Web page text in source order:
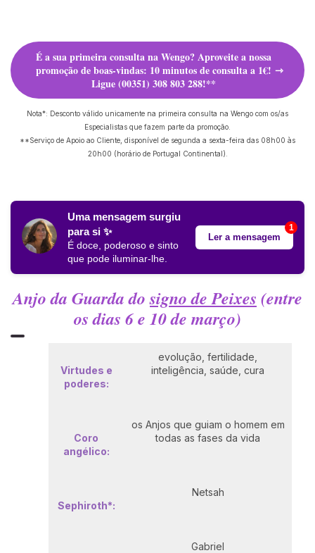
É a sua primeira consulta na Wengo? Aproveite a nossa
promoção de boas-vindas: 10 minutos de consulta a 1€!
Ligue (00351) 308 803 288!**
Nota*: Desconto válido unicamente na primeira consulta na Wengo com os/as
Especialistas que fazem parte da promoção.
**Serviço de Apoio ao Cliente, disponível de segunda a sexta-feira das 08h00 às
20h00 (horário de Portugal Continental).
Uma mensagem surgiu
para si ✨
É doce, poderoso e sinto
que pode iluminar-lhe
Ler a mensagem
1
Anjo da Guarda dosigno de Peixes (entre
os dias 6 e 10 de março)
Virtudes e
poderes:
evolução, fertilidade,
inteligência, saúde, cura
Coro
angélico:
os Anjos que guiam o homem em
todas as fases da vida
Sephiroth*:
Netsah
Gabriel